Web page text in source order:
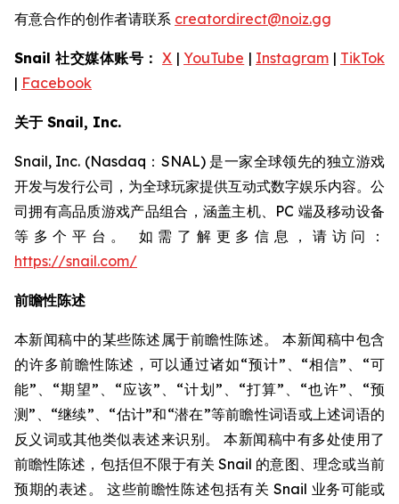
有意合作的创作者请联系 creatordirect@noiz.gg
Snail 社交媒体账号： X |YouTube | Instagram | TikTok
| Facebook
关于 Snail, Inc.
Snail, Inc. (Nasdaq：SNAL) 是一家全球领先的独立游戏
开发与发行公司，为全球玩家提供互动式数字娱乐内容。公
司拥有高品质游戏产品组合，涵盖主机、PC 端及移动设备
等多个平台。 如需了解更多信息，请访问：
https://snail.com/
前瞻性陈述
本新闻稿中的某些陈述属于前瞻性陈述。 本新闻稿中包含
的许多前瞻性陈述，可以通过诸如“预计”、“相信”、“可
能”、“期望”、“应该”、“计划”、“打算”、“也许”、“预
测”、“继续”、“估计”和“潜在”等前瞻性词语或上述词语的
反义词或其他类似表述来识别。 本新闻稿中有多处使用了
前瞻性陈述，包括但不限于有关 Snail 的意图、理念或当前
预期的表述。 这些前瞻性陈述包括有关 Snail 业务可能或